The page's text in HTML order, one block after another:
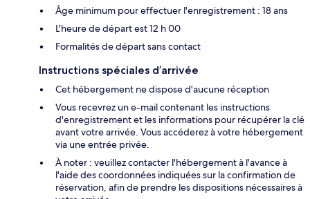
Âge minimum pour effectuer l'enregistrement : 18 ans
L'heure de départ est 12 h 00
Formalités de départ sans contact
Instructions spéciales d’arrivée
Cet hébergement ne dispose d'aucune réception
Vous recevrez un e-mail contenant les instructions
d'enregistrement et les informations pour récupérer la clé
avant votre arrivée. Vous accéderez à votre hébergement
via une entrée privée.
À noter : veuillez contacter l'hébergement à l'avance à
l'aide des coordonnées indiquées sur la confirmation de
réservation, afin de prendre les dispositions nécessaires à